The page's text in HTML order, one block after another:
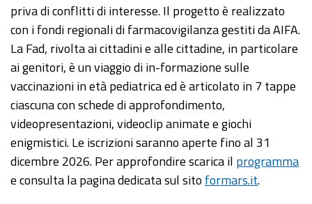
priva di conflitti di interesse. Il progetto è realizzato
con i fondi regionali di farmacovigilanza gestiti da AIFA.
La Fad, rivolta ai cittadini e alle cittadine, in particolare
ai genitori, è un viaggio di in-formazione sulle
vaccinazioni in età pediatrica ed è articolato in 7 tappe
ciascuna con schede di approfondimento,
videopresentazioni, videoclip animate e giochi
enigmistici. Le iscrizioni saranno aperte fino al 31
dicembre 2026. Per approfondire scarica il programma
e consulta la pagina dedicata sul sito formars.it.